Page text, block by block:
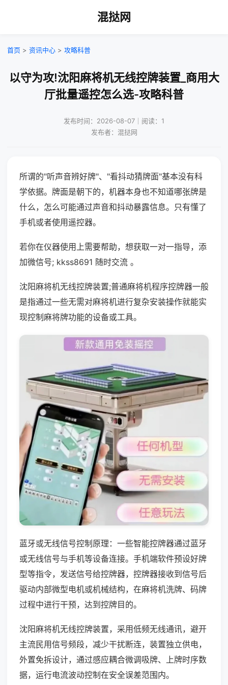
混挞网
首页 > 资讯中心 > 攻略科普
以守为攻!沈阳麻将机无线控牌装置_商用大
厅批量遥控怎么选-攻略科普
发布时间：2026-08-07｜阅读：1
发布者：混挞网
所谓的"听声音辨好牌"、"看抖动猜牌面"基本没有科
学依据。牌面是朝下的，机器本身也不知道哪张牌是
什么，怎么可能通过声音和抖动暴露信息。只有懂了
手机或者使用遥控器。
若你在仪器使用上需要帮助，想获取一对一指导，添
加微信号; kkss8691 随时交流 。
沈阳麻将机无线控牌装置;普通麻将机程序控牌器一般
是指通过一些无需对麻将机进行复杂安装操作就能实
现控制麻将牌功能的设备或工具。
蓝牙或无线信号控制原理：一些智能控牌器通过蓝牙
或无线信号与手机等设备连接。手机端软件预设好牌
型等指令，发送信号给控牌器，控牌器接收到信号后
驱动内部微型电机或机械结构，在麻将机洗牌、码牌
过程中进行干预，达到控牌目的。
沈阳麻将机无线控牌装置，采用低频无线通讯，避开
主流民用信号频段，减少干扰断连，装置独立供电，
外置免拆设计，通过感应耦合微调吸牌、上牌时序数
据，运行电流波动控制在安全误差范围内。